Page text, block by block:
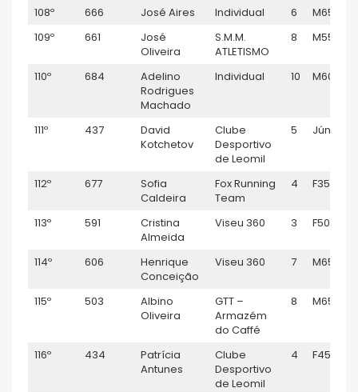
108º 666 José Aires Individual 6
M65
109º
661
José
Oliveira
S.M.M.
ATLETISMO
8 M55
110º 684
Adelino
Rodrigues
Machado
Individual 10 M60
111º 437
David
Kotchetov
Clube
Desportivo
de Leomil
5 Júnior M
112º 677
Sofia
Caldeira
Fox Running
Team
4 F35
113º 591
Cristina
Almeida
Viseu 360 3 F50
114º 606
Henrique
Conceição
Viseu 360 7 M65
115º 503
Albino
Oliveira
GTT –
Armazém
do Caffé
8 M65
116º 434
Patrícia
Antunes
Clube
Desportivo
de Leomil
4 F45